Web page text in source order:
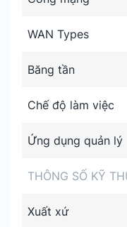
WAN Types
Băng tần
Chế độ làm việc
Ứng dụng quản lý
THÔNG SỐ KỸ
Xuất xứ